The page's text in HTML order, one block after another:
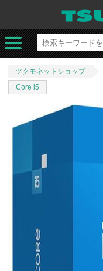
ツクモネットショップ
Core i5